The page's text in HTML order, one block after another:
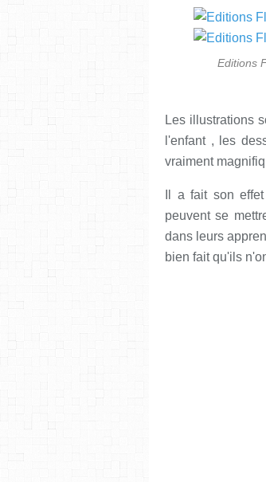
Editions
Les illustrations
l'enfant , les
vraiment
Il a fait son
peuvent se
dans leurs
bien fait qu'ils